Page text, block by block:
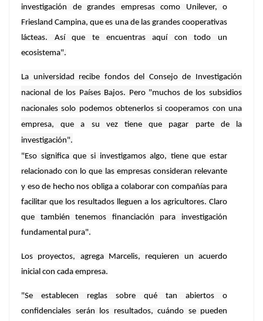
investigación de grandes empresas como Unilever, o
Friesland Campina, que es una de las grandes cooperativas
lácteas. Así que te encuentras aquí con todo un
ecosistema".
La universidad recibe fondos del Consejo de Investigación
nacional de los Países Bajos. Pero "muchos de los subsidios
nacionales solo podemos obtenerlos si cooperamos con una
empresa, que a su vez tiene que pagar parte de la
investigación".
"Eso significa que si investigamos algo, tiene que estar
relacionado con lo que las empresas consideran relevante
y eso de hecho nos obliga a colaborar con compañías para
facilitar que los resultados lleguen a los agricultores. Claro
que también tenemos financiación para investigación
fundamental pura".
Los proyectos, agrega Marcelis, requieren un acuerdo
inicial con cada empresa.
"Se establecen reglas sobre qué tan abiertos o
confidenciales serán los resultados, cuándo se pueden